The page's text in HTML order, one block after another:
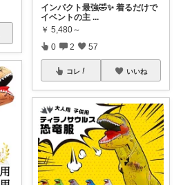
インパクト最強🤣✨ 着るだけで
イベントの主 ...
￥ 5,480～
0 2 57
コレ いいね